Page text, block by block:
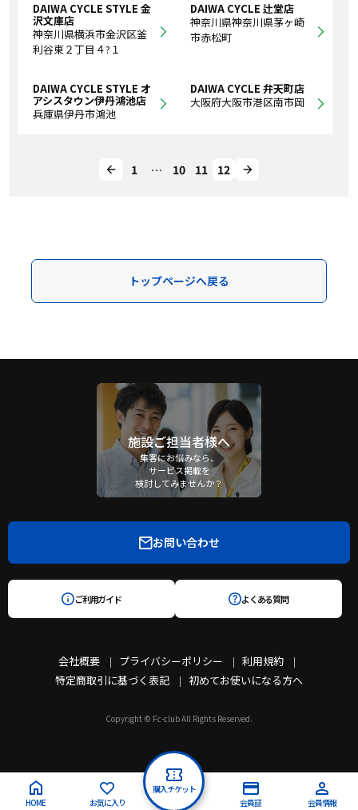
DAIWA CYCLE STYLE 金
沢文庫店
神奈川県横浜市金沢区釜
利谷東２丁目４?１
DAIWA CYCLE 辻堂店
神奈川県神奈川県茅ヶ崎
市赤松町
DAIWA CYCLE STYLE オ
アシスタウン伊丹鴻池店
兵庫県伊丹市鴻池
DAIWA CYCLE 弁天町店
大阪府大阪市港区南市岡
1 … 10 11 12
トップページへ戻る
施設ご担当者様へ
集客にお悩みなら、
サービス掲載を
検討してみませんか？
会社概要 プライバシーポリシー
利用規約
特定商取引に基づく表記
初めてお使いになる方へ
お問い合わせ
ご利用ガイド よくある質問
Copyright © Fc-club All Rights Reserved.
HOME お気に入り
購入チケット
会員証
会員情報